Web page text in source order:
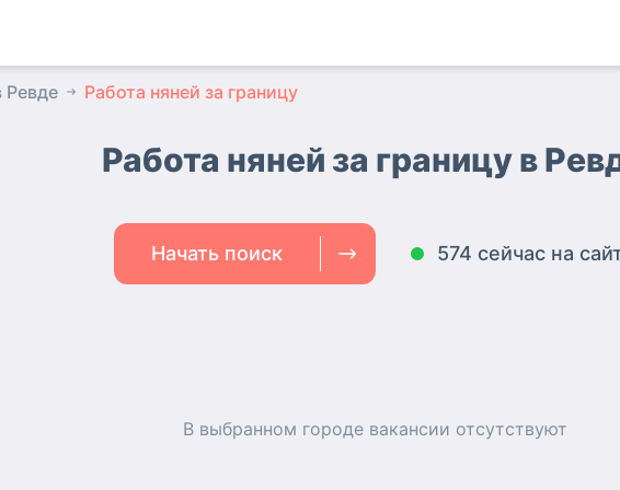
Ревде Работа няней за границу
Работа няней за границу в
Начать поиск 574 сейчас на
В выбранном городе вакансии отсутствуют